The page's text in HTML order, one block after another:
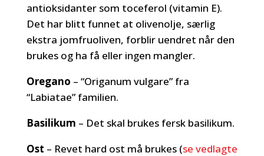
antioksidanter som toceferol (vitamin E).
Det har blitt funnet at olivenolje, særlig
ekstra jomfruoliven, forblir uendret når den
brukes og ha få eller ingen mangler.
Oregano – “Origanum vulgare” fra
“Labiatae” familien.
Basilikum – Det skal brukes fersk basilikum.
Ost – Revet hard ost må brukes (se vedlagte